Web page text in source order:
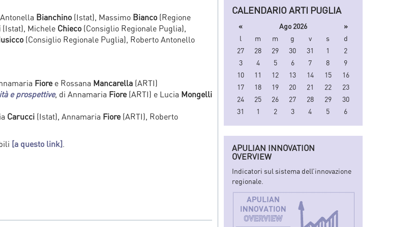
Bianchino (Istat), Massimo Bianco (Regione
(Istat), Michele Chieco (Consiglio Regionale Puglia),
(Consiglio Regionale Puglia), Roberto Antonello
Fioree Rossana Mancarella (ARTI)
e prospettive, di Annamaria Fiore(ARTI) e Lucia Mongelli
Carucci (Istat), Annamaria Fiore(ARTI), Roberto
[a questo link].
CALENDARIO ARTI PUGLIA
« Ago 2026
»
l
m m g v s
d
27
28 29 30 31 1
2
3
4 5 6 7 8
9
10
11 12 13 14 15
16
17
18 19 20 21 22
23
24
25 26 27 28 29
30
31
1 2 3 4 5 6
APULIAN INNOVATION
OVERVIEW
Indicatori sul sistema dell’innovazione
regionale.